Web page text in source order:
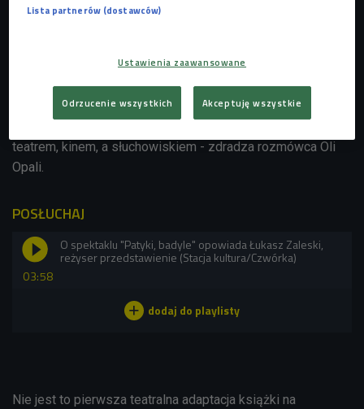
Jak fotografować dzikie zwierzęta?
- Nawiązując do tego, że książka Urszuli Zajączkowskiej
jest pomiędzy gatunkami, pomiędzy merytorycznym
tekstem naukowym, a filozoficzna rozprawą, próbowaliśmy
teatrem, kinem, a słuchowiskiem - zdradza rozmówca Oli
Opali.
POSŁUCHAJ
03:58
O spektaklu "Patyki, badyle" opowiada Łukasz Zaleski,
reżyser przedstawienie (Stacja kultura/Czwórka)
Nie jest to pierwsza teatralna adaptacja książki na
Lista partnerów (dostawców)
Ustawienia zaawansowane
Odrzucenie wszystkich Akceptuję wszystkie